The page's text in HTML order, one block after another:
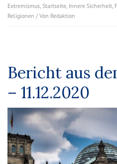
Extremismus Startseite Innere Sicherheit
Religionen / Von Redaktion
Bericht aus
– 11.12.2020